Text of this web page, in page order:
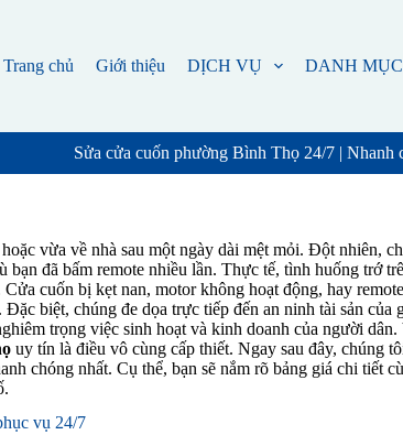
Trang chủ Giới thiệu DỊCH VỤ DANH
Sửa cửa cuốn phường Bình Thọ 24/7 | Nhanh
vừa về nhà sau một ngày dài mệt mỏi. Đột nhiên,
đã bấm remote nhiều lần. Thực tế, tình huống trớ
cuốn bị kẹt nan, motor không hoạt động, hay
biệt, chúng đe dọa trực tiếp đến an ninh tài sản của
trọng việc sinh hoạt và kinh doanh của người
uy tín là điều vô cùng cấp thiết. Ngay sau đây, chúng
chóng nhất. Cụ thể, bạn sẽ nắm rõ bảng giá chi tiết
vụ 24/7